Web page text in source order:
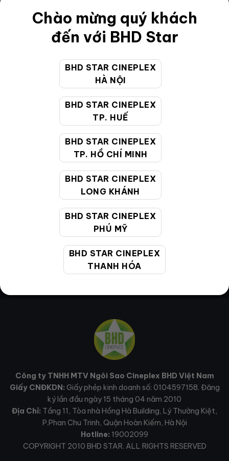
Chào mừng quý khách
đến với BHD Star
BHD STAR CINEPLEX
HÀ NỘI
BHD STAR CINEPLEX
TP. HUẾ
BHD STAR CINEPLEX
TP. HỒ CHÍ MINH
BHD STAR CINEPLEX
LONG KHÁNH
BHD STAR CINEPLEX
PHÚ MỸ
BHD STAR CINEPLEX
THANH HÓA
Điều khoản
Hướng dẫn đặt vé trực tuyến
Quy định và chính sách chung
Chính sách bảo vệ thông tin cá nhân của người tiêu
CHĂM SÓC KHÁCH HÀNG
19002099
Giờ làm việc: 9:00 - 22:00 (Tất cả các ngày bao
cskh@bhdstar.vn
Công ty TNHH MTV Ngôi Sao Cineplex BHD Việt Nam
Giấy CNĐKDN: Giấy phép kinh doanh số: 0104597158. Đăng
ký lần đầu ngày 15 tháng 04 năm 2010
Địa Chỉ: Tầng 11, Tòa nhà Hồng Hà Building, Lý Thường Kiệt,
P.Phan Chu Trinh, Quận Hoàn Kiếm, Hà Nội
Hotline: 19002099
COPYRIGHT 2010 BHD STAR. ALL RIGHTS RESERVED